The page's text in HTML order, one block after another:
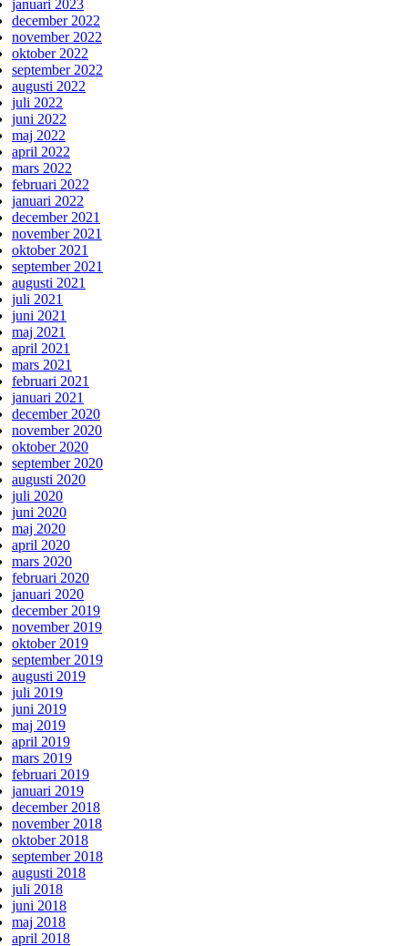
januari 2023
december 2022
november 2022
oktober 2022
september 2022
augusti 2022
juli 2022
juni 2022
maj 2022
april 2022
mars 2022
februari 2022
januari 2022
december 2021
november 2021
oktober 2021
september 2021
augusti 2021
juli 2021
juni 2021
maj 2021
april 2021
mars 2021
februari 2021
januari 2021
december 2020
november 2020
oktober 2020
september 2020
augusti 2020
juli 2020
juni 2020
maj 2020
april 2020
mars 2020
februari 2020
januari 2020
december 2019
november 2019
oktober 2019
september 2019
augusti 2019
juli 2019
juni 2019
maj 2019
april 2019
mars 2019
februari 2019
januari 2019
december 2018
november 2018
oktober 2018
september 2018
augusti 2018
juli 2018
juni 2018
maj 2018
april 2018